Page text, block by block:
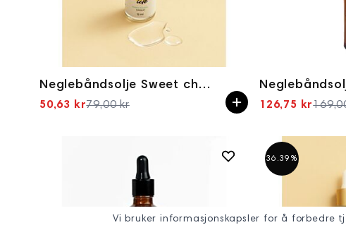
Vi bruker informasjonskapsler for å forbedre
Neglebåndsolje Sweet charm 12ml
Spesialpris
50,63 kr79,00 kr 126,75 kr
36.39%